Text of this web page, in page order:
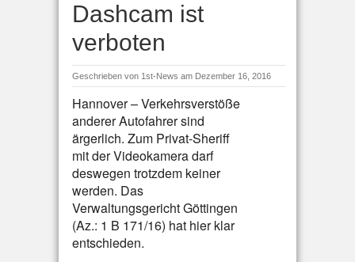
Dashcam ist
verboten
Geschrieben von 1st-News am Dezember 16, 2016
Hannover – Verkehrsverstöße
anderer Autofahrer sind
ärgerlich. Zum Privat-Sheriff
mit der Videokamera darf
deswegen trotzdem keiner
werden. Das
Verwaltungsgericht Göttingen
(Az.: 1 B 171/16) hat hier klar
entschieden.